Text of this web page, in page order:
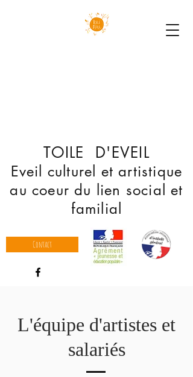
TOILE D'EVEIL
Eveil culturel et artistique
au coeur du lien social et
familial
Contact
L'équipe d'artistes et
salariés